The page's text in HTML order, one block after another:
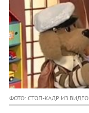
ФОТО: СТОП-КАДР ИЗ ВИДЕО